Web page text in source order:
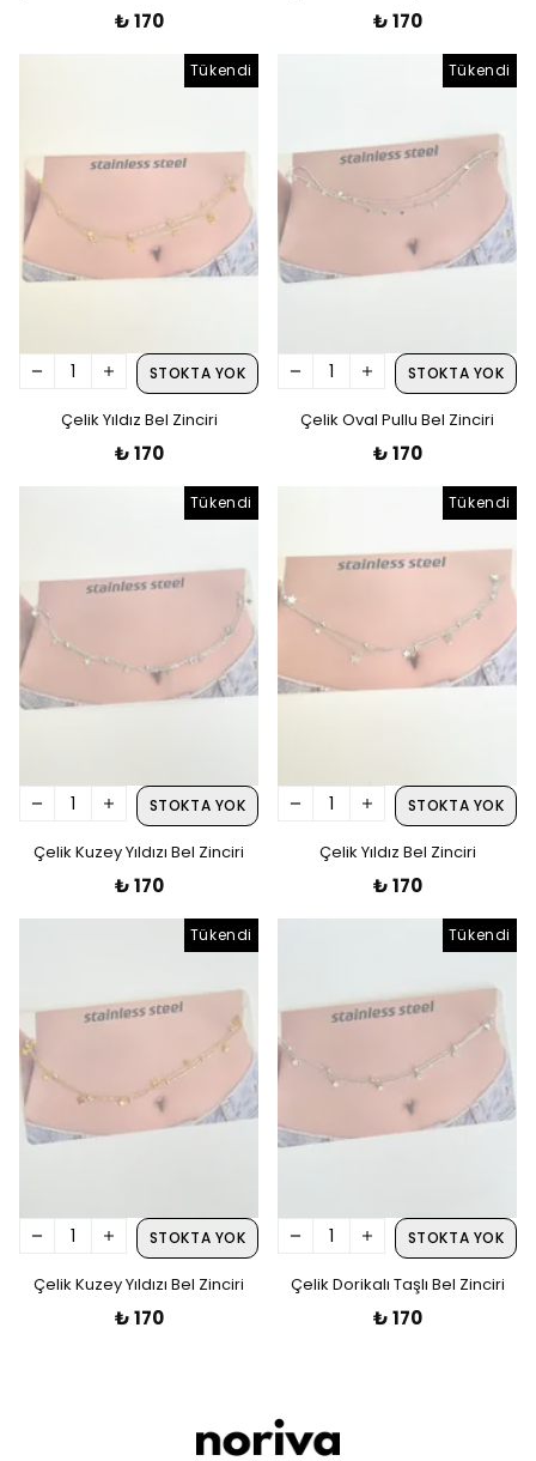
₺ 170 ₺ 170
Tükendi
STOKTA YOK
Çelik Yıldız Bel Zinciri
₺ 170
Tükendi
STOKTA YOK
Çelik Oval Pullu Bel Zinciri
₺ 170
Tükendi
STOKTA YOK
Çelik Kuzey Yıldızı Bel Zinciri
₺ 170
Tükendi
STOKTA YOK
Çelik Yıldız Bel Zinciri
₺ 170
Tükendi
STOKTA YOK
Çelik Kuzey Yıldızı Bel Zinciri
₺ 170
Tükendi
STOKTA YOK
Çelik Dorikalı Taşlı Bel Zinciri
₺ 170